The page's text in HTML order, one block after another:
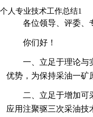
个人专业技术工作总结1
各位领导、评委、
你们好！
一、立足于理论与
优势，为保持采油一矿
二、立足于增加可
应用注聚驱三次采油技